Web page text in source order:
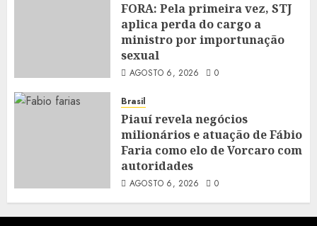
FORA: Pela primeira vez, STJ
aplica perda do cargo a
ministro por importunação
sexual
AGOSTO 6, 2026 0
Brasil
Piauí revela negócios
milionários e atuação de Fábio
Faria como elo de Vorcaro com
autoridades
AGOSTO 6, 2026 0